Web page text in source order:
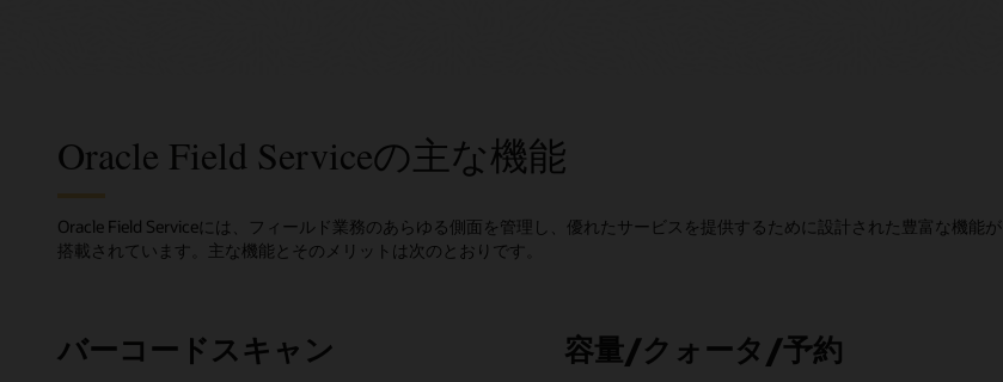
Oracle Field Serviceの主な機能
Oracle Field Serviceには、フィールド業務のあらゆる側面を管理し、優れたサービスを提供するために設計された豊富な機能が
搭載されています。主な機能とそのメリットは次のとおりです。
バーコードスキャン 容量/クォータ/予約